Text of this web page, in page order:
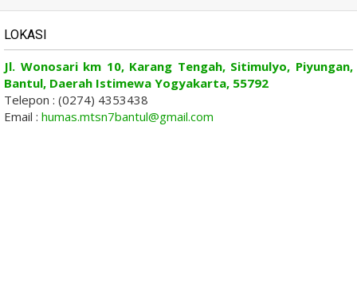
LOKASI
Jl. Wonosari km 10, Karang Tengah, Sitimulyo, Piyungan,
Bantul, Daerah Istimewa Yogyakarta, 55792
Telepon : (0274) 4353438
Email : humas.mtsn7bantul@gmail.com